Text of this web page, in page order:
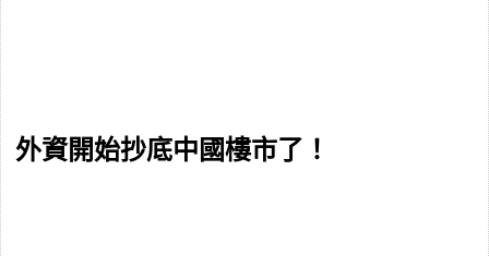
外資開始抄底中國樓市了！